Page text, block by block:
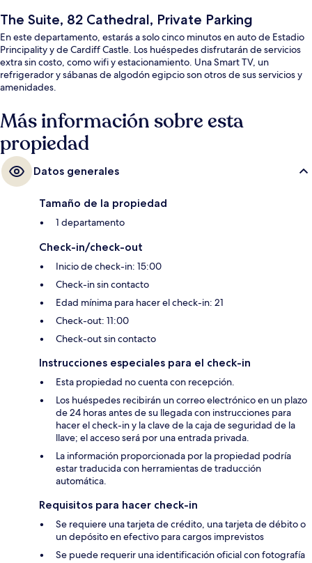
The Suite, 82 Cathedral, Private Parking
En este departamento, estarás a solo cinco minutos en auto de Estadio
Principality y de Cardiff Castle. Los huéspedes disfrutarán de servicios
extra sin costo, como wifi y estacionamiento. Una Smart TV, un
refrigerador y sábanas de algodón egipcio son otros de sus servicios y
amenidades.
Más información sobre esta
propiedad
Datos generales
Tamaño de la propiedad
1 departamento
Check-in/check-out
Inicio de check-in: 15:00
Check-in sin contacto
Edad mínima para hacer el check-in: 21
Check-out: 11:00
Check-out sin contacto
Instrucciones especiales para el check-in
Esta propiedad no cuenta con recepción.
Los huéspedes recibirán un correo electrónico en un plazo
de 24 horas antes de su llegada con instrucciones para
hacer el check-in y la clave de la caja de seguridad de la
llave; el acceso será por una entrada privada.
La información proporcionada por la propiedad podría
estar traducida con herramientas de traducción
automática.
Requisitos para hacer check-in
Se requiere una tarjeta de crédito, una tarjeta de débito o
un depósito en efectivo para cargos imprevistos
Se puede requerir una identificación oficial con fotografía